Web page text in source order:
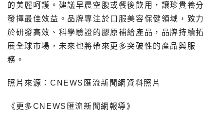
的美麗呵護。建議早晨空腹或餐後飲用，讓珍貴養分
發揮最佳效益。品牌專注於口服美容保健領域，致力
於研發高效、科學驗證的膠原補給產品，品牌持續拓
展全球市場，未來也將帶來更多突破性的產品與服
務。
照片來源：CNEWS匯流新聞網資料照片
《更多CNEWS匯流新聞網報導》